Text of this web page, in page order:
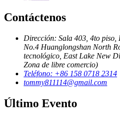
Contáctenos
Dirección: Sala 403, 4to
No.4 Huanglongshan North
tecnológico, East Lake New
Zona de libre comercio)
Teléfono: +86 158 0718 2314
tommy811114@gmail.com
Último Evento